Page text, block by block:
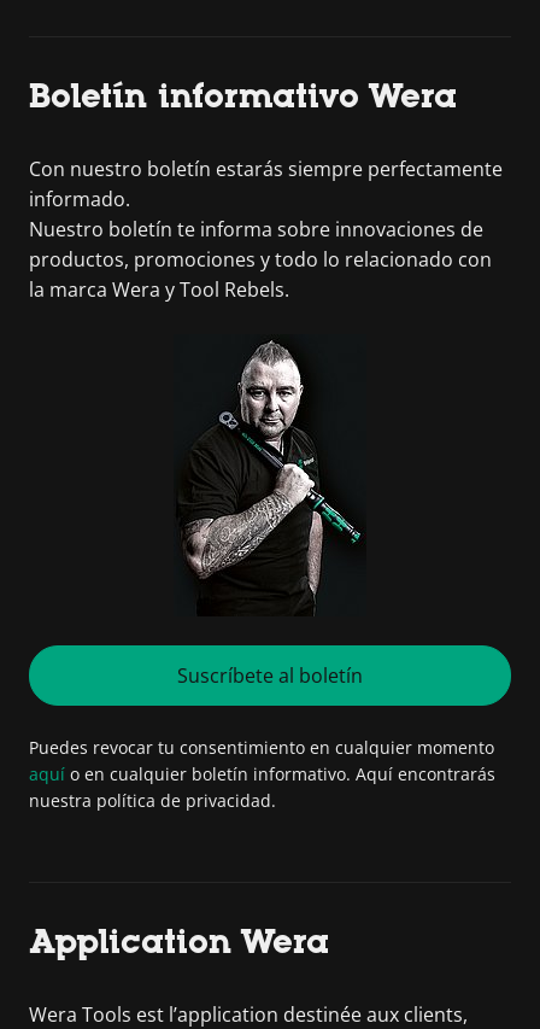
Boletín informativo Wera
Con nuestro boletín estarás siempre perfectamente
informado.
Nuestro boletín te informa sobre innovaciones de
productos, promociones y todo lo relacionado con
la marca Wera y Tool Rebels.
Suscríbete al boletín
Puedes revocar tu consentimiento en cualquier momento
aquí o en cualquier boletín informativo. Aquí encontrarás
nuestra política de privacidad.
Application Wera
Wera Tools est l’application destinée aux clients,